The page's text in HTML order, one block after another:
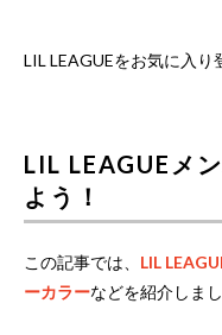
LIL LEAGUEをお気に入り
LIL LEAGUEメ
よう！
この記事では、 LIL
ーカラーなどを紹介しまし